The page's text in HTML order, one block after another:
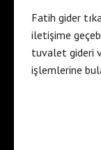
Fatih gider
iletişime
tuvalet gideri
işlemlerine